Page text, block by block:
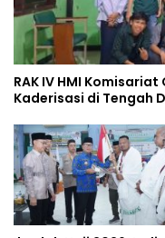
RAK IV HMI
Kaderisasi di Tengah